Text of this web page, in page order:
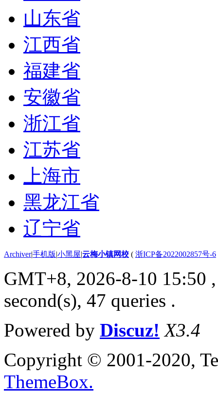
山东省
江西省
福建省
安徽省
浙江省
江苏省
上海市
黑龙江省
辽宁省
Archiver|手机版|小黑屋|云梅小镇网校 ( 浙ICP备2022002857号-6
GMT+8, 2026-8-10 15:50
second(s), 47 queries .
Powered by Discuz! X3.4
Copyright © 2001-2020,
ThemeBox.